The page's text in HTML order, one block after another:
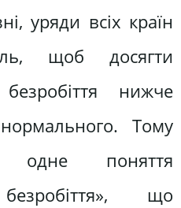
уряди всіх країн
щоб досягти
нижче
Тому
одне поняття
що